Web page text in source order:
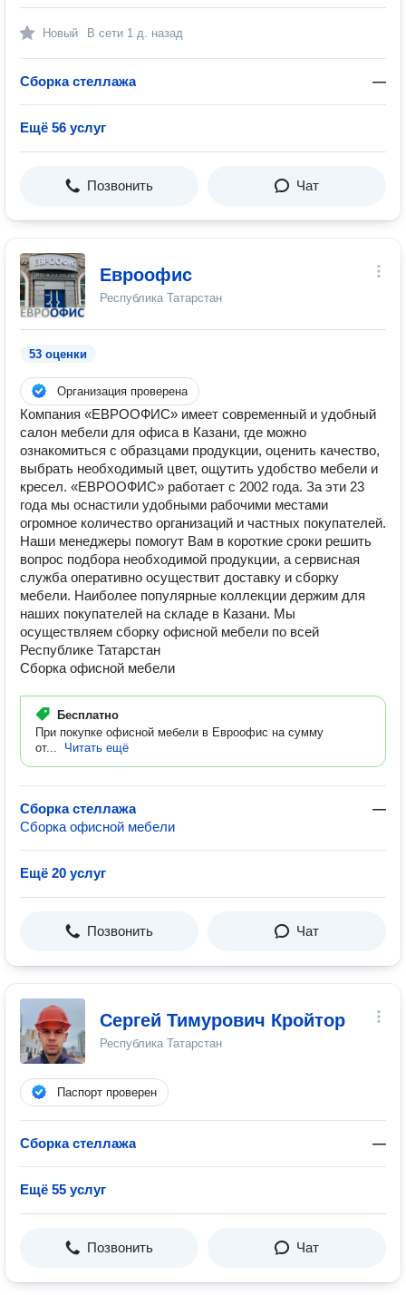
Новый В сети 1 д. назад
Сборка стеллажа —
Ещё 56 услуг
Позвонить Чат
Евроофис
Республика Татарстан
53 оценки
Организация проверена
Компания «ЕВРООФИС» имеет современный и удобный
салон мебели для офиса в Казани, где можно
ознакомиться с образцами продукции, оценить качество,
выбрать необходимый цвет, ощутить удобство мебели и
кресел. «ЕВРООФИС» работает с 2002 года. За эти 23
года мы оснастили удобными рабочими местами
огромное количество организаций и частных покупателей.
Наши менеджеры помогут Вам в короткие сроки решить
вопрос подбора необходимой продукции, а сервисная
служба оперативно осуществит доставку и сборку
мебели. Наиболее популярные коллекции держим для
наших покупателей на складе в Казани. Мы
осуществляем сборку офисной мебели по всей
Республике Татарстан
Сборка офисной мебели
Бесплатно
При покупке офисной мебели в Евроофис на сумму
от...
Читать ещё
Сборка стеллажа
—
Сборка офисной мебели
Ещё 20 услуг
Позвонить Чат
Сергей Тимурович Кройтор
Республика Татарстан
Паспорт проверен
Сборка стеллажа —
Ещё 55 услуг
Позвонить Чат